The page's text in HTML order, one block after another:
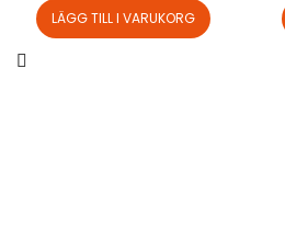
LÄGG TILL I VARUKORG